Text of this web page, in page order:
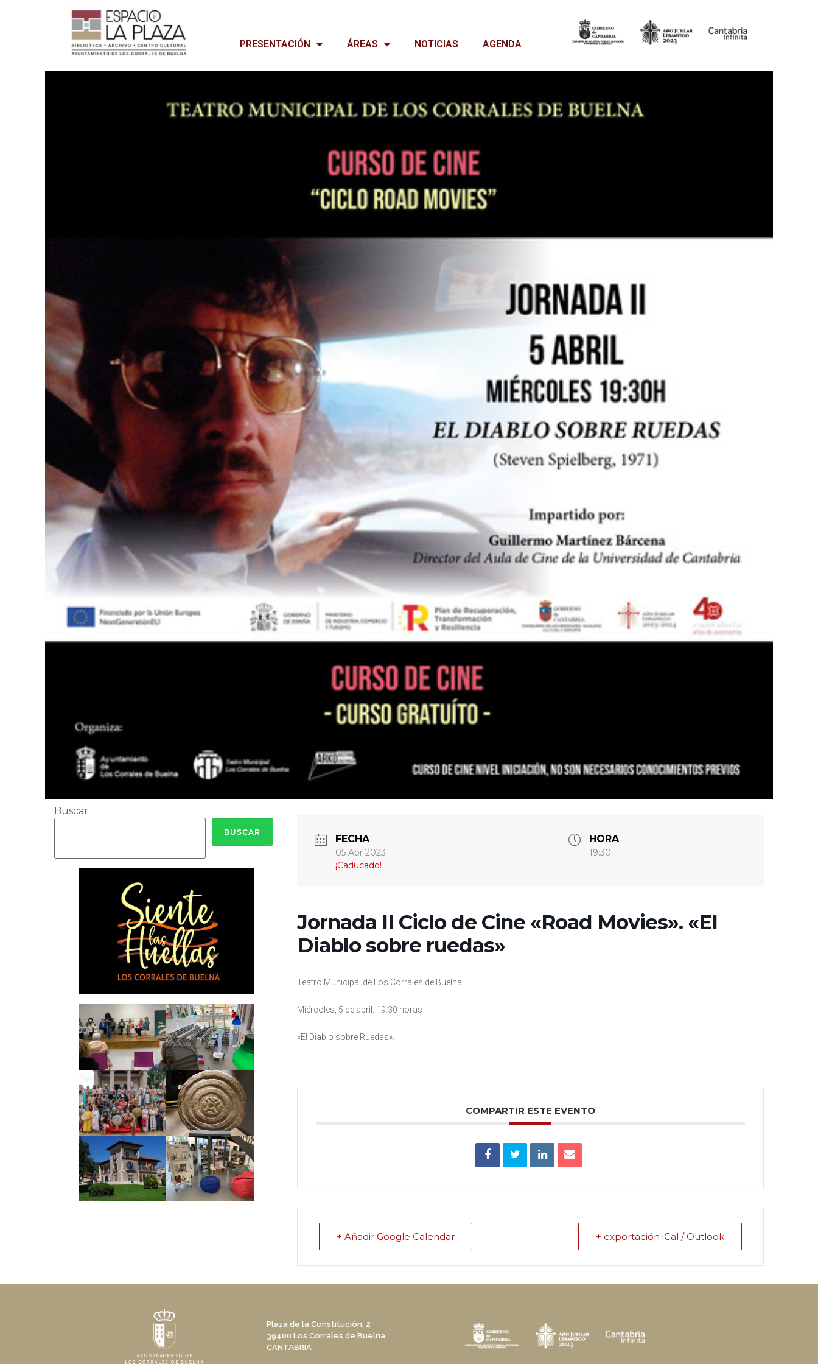
PRESENTACIÓN ÁREAS NOTICIAS AGENDA
Buscar
BUSCAR
FECHA
05 Abr 2023
¡Caducado!
HORA
19:30
Jornada II Ciclo de Cine «Road Movies». «El
Diablo sobre ruedas»
Teatro Municipal de Los Corrales de Buelna
Miércoles, 5 de abril. 19:30 horas
«El Diablo sobre Ruedas».
COMPARTIR ESTE EVENTO
+ Añadir Google Calendar + exportación iCal / Outlook
Plaza de la Constitución, 2
39400 Los Corrales de Buelna
CANTABRIA